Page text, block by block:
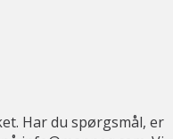
Har du spørgsmål, er